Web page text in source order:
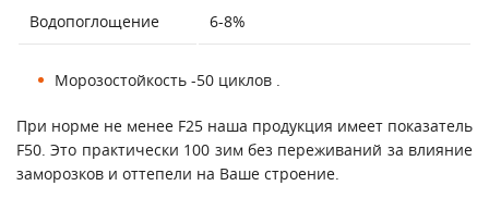
Водопоглощение 6-8%
Морозостойкость -50 циклов .
При норме не менее F25 наша продукция имеет показатель
F50. Это практически 100 зим без переживаний за влияние
заморозков и оттепели на Ваше строение.